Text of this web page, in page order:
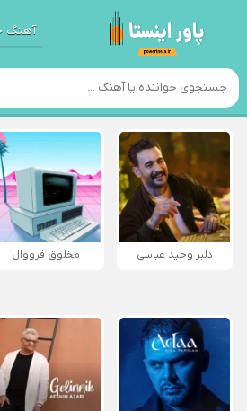
آهنگ
دلبر وحید عباسی مخلوق فرووال